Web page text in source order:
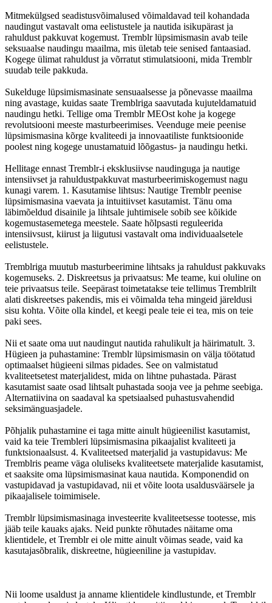
Mitmekülgsed seadistusvõimalused võimaldavad teil kohandada
naudingut vastavalt oma eelistustele ja nautida isikupärast ja
rahuldust pakkuvat kogemust. Tremblr lüpsimismasin avab teile
seksuaalse naudingu maailma, mis ületab teie senised fantaasiad.
Kogege ülimat rahuldust ja võrratut stimulatsiooni, mida Tremblr
suudab teile pakkuda.
Sukelduge lüpsimismasinate sensuaalsesse ja põnevasse maailma
ning avastage, kuidas saate Tremblriga saavutada kujuteldamatuid
naudingu hetki. Tellige oma Tremblr MEOst kohe ja kogege
revolutsiooni meeste masturbeerimises. Veenduge meie peenise
lüpsimismasina kõrge kvaliteedi ja innovaatiliste funktsioonide
poolest ning kogege unustamatuid lõõgastus- ja naudingu hetki.
Hellitage ennast Tremblr-i eksklusiivse naudinguga ja nautige
intensiivset ja rahuldustpakkuvat masturbeerimiskogemust nagu
kunagi varem. 1. Kasutamise lihtsus: Nautige Tremblr peenise
lüpsimismasina vaevata ja intuitiivset kasutamist. Tänu oma
läbimõeldud disainile ja lihtsale juhtimisele sobib see kõikide
kogemustasemetega meestele. Saate hõlpsasti reguleerida
intensiivsust, kiirust ja liigutusi vastavalt oma individuaalsetele
eelistustele.
Tremblriga muutub masturbeerimine lihtsaks ja rahuldust pakkuvaks
kogemuseks. 2. Diskreetsus ja privaatsus: Me teame, kui oluline on
teie privaatsus teile. Seepärast toimetatakse teie tellimus Tremblrilt
alati diskreetses pakendis, mis ei võimalda teha mingeid järeldusi
sisu kohta. Võite olla kindel, et keegi peale teie ei tea, mis on teie
paki sees.
Nii et saate oma uut naudingut nautida rahulikult ja häirimatult. 3.
Hügieen ja puhastamine: Tremblr lüpsimismasin on välja töötatud
optimaalset hügieeni silmas pidades. See on valmistatud
kvaliteetsetest materjalidest, mida on lihtne puhastada. Pärast
kasutamist saate osad lihtsalt puhastada sooja vee ja pehme seebiga.
Alternatiivina on saadaval ka spetsiaalsed puhastusvahendid
seksimänguasjadele.
Põhjalik puhastamine ei taga mitte ainult hügieenilist kasutamist,
vaid ka teie Trembleri lüpsimismasina pikaajalist kvaliteeti ja
funktsionaalsust. 4. Kvaliteetsed materjalid ja vastupidavus: Me
Tremblris peame väga oluliseks kvaliteetsete materjalide kasutamist,
et saaksite oma lüpsimismasinat kaua nautida. Komponendid on
vastupidavad ja vastupidavad, nii et võite loota usaldusväärsele ja
pikaajalisele toimimisele.
Tremblr lüpsimismasinaga investeerite kvaliteetsesse tootesse, mis
jääb teile kauaks ajaks. Neid punkte rõhutades näitame oma
klientidele, et Tremblr ei ole mitte ainult võimas seade, vaid ka
kasutajasõbralik, diskreetne, hügieeniline ja vastupidav.
Nii loome usaldust ja anname klientidele kindlustunde, et Tremblr